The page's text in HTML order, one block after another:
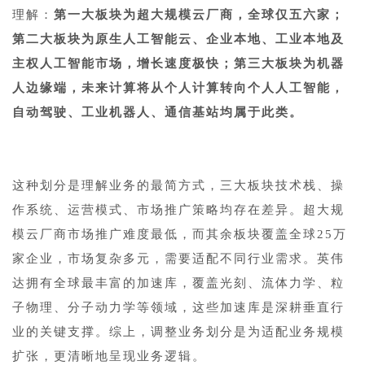
理解： 第一大板块为超大规模云厂商，全球仅五六家；
第二大板块为原生人工智能云、企业本地、工业本地及
主权人工智能市场，增长速度极快；第三大板块为机器
人边缘端，未来计算将从个人计算转向个人人工智能，
自动驾驶、工业机器人、通信基站均属于此类。
这种划分是理解业务的最简方式，三大板块技术栈、操
作系统、运营模式、市场推广策略均存在差异。超大规
模云厂商市场推广难度最低，而其余板块覆盖全球25万
家企业，市场复杂多元，需要适配不同行业需求。英伟
达拥有全球最丰富的加速库，覆盖光刻、流体力学、粒
子物理、分子动力学等领域，这些加速库是深耕垂直行
业的关键支撑。综上，调整业务划分是为适配业务规模
扩张，更清晰地呈现业务逻辑。